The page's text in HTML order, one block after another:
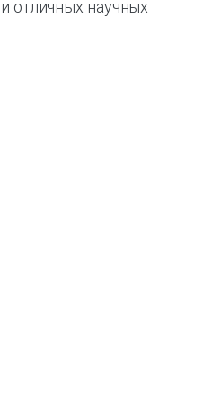
отличных научных